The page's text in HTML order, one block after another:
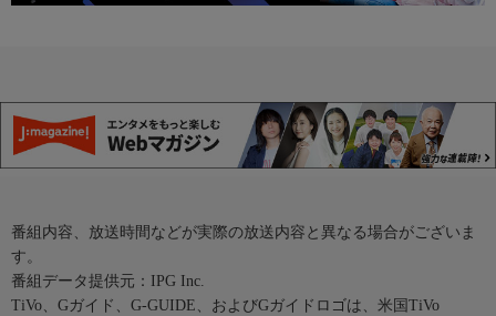
番組内容、放送時間などが実際の放送内容と異なる場合がございま
す。
番組データ提供元：IPG Inc.
TiVo、Gガイド、G-GUIDE、およびGガイドロゴは、米国TiVo